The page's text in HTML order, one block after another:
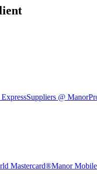
Suppliers @ Manor
Mastercard®Manor